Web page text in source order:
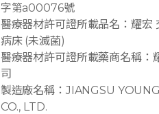
字第a00076號
醫療器材許可證所載品名：耀宏
病床 (未滅菌)
醫療器材許可證所載藥商名稱：
司
製造廠名稱：JIANGSU
CO., LTD.